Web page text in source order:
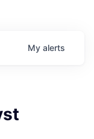
My alerts